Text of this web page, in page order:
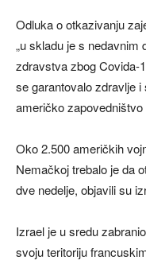
Odluka o otkazivanju
„u skladu je s
zdravstva zbog Covida-
se garantovalo zdravlje
američko
Oko 2.500 američkih
Nemačkoj trebalo je da
dve nedelje, objavili su
Izrael je u sredu
svoju teritoriju